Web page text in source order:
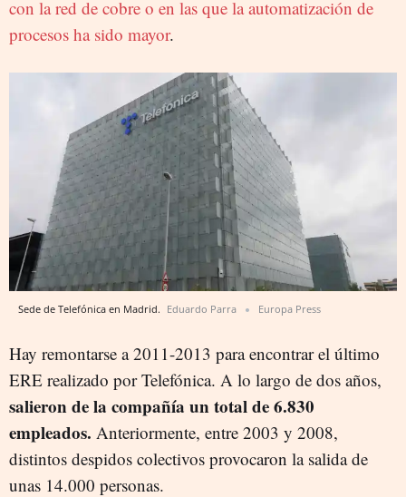
con la red de cobre o en las que la automatización de
procesos ha sido mayor.
Sede de Telefónica en Madrid. Eduardo Parra Europa Press
Hay remontarse a 2011-2013 para encontrar el último
ERE realizado por Telefónica. A lo largo de dos años,
salieron de la compañía un total de 6.830
empleados. Anteriormente, entre 2003 y 2008,
distintos despidos colectivos provocaron la salida de
unas 14.000 personas.